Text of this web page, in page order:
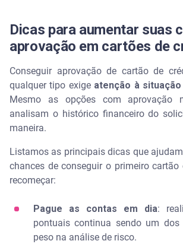
Dicas para aumentar suas
aprovação em cartões de
Conseguir aprovação de cartão de
qualquer tipo exige atenção à
Mesmo as opções com aprovação
analisam o histórico financeiro do
maneira.
Listamos as principais dicas que
chances de conseguir o primeiro
recomeçar:
Pague as contas em dia:
pontuais continua sendo um
peso na análise de risco.